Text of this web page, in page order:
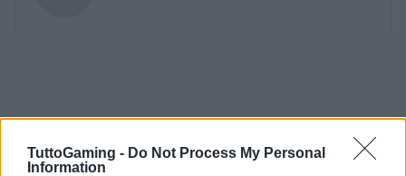
TuttoGaming - Do Not Process My Personal
Information